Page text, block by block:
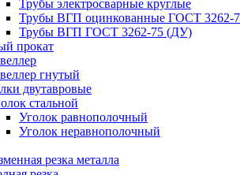
Трубы электросварные круглые
Трубы ВГП оцинкованные ГОСТ 3262-
Трубы ВГП ГОСТ 3262-75 (ДУ)
прокат
гнутый
двутавровые
стальной
Уголок равнополочный
Уголок неравнополочный
резка металла